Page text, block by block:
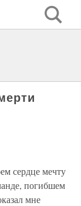
сердце мечту
погибшем
мне